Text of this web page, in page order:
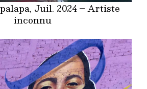
Juil. 2024 – Artiste
inconnu